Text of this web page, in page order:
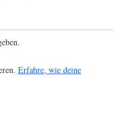
Erfahre, wie deine